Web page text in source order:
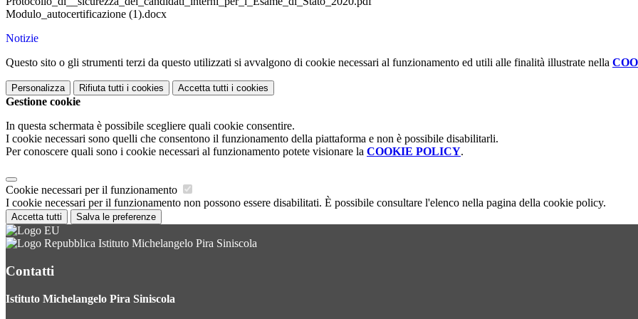
Modulo_autocertificazione (1).docx
Notizie
Questo sito o gli strumenti terzi da questo utilizzati si avvalgono di cookie necessari al funzionamento ed utili alle finalità illustrate nella
Personalizza Rifiuta tutti i cookies Accetta tutti i cookies
Gestione cookie
In questa schermata è possibile scegliere quali cookie consentire.
I cookie necessari sono quelli che consentono il funzionamento della piattaforma e non è possibile disabilitarli.
Per conoscere quali sono i cookie necessari al funzionamento potete visionare la COOKIE POLICY.
Cookie necessari per il funzionamento
I cookie necessari per il funzionamento non possono essere disabilitati. È possibile consultare l'elenco nella pagina della cookie policy.
Accetta tutti Salva le preferenze
Istituto Michelangelo Pira Siniscola
Contatti
Istituto Michelangelo Pira Siniscola